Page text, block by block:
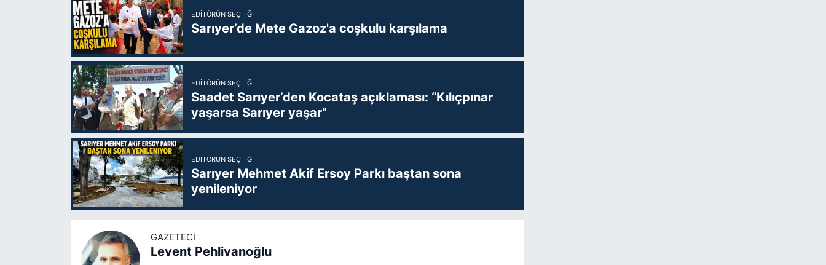
EDITÖRÜN SEÇTIĞI
Sarıyer’de Mete Gazoz'a coşkulu karşılama
EDITÖRÜN SEÇTIĞI
Saadet Sarıyer’den Kocataş açıklaması: “Kılıçpınar
yaşarsa Sarıyer yaşar"
EDITÖRÜN SEÇTIĞI
Sarıyer Mehmet Akif Ersoy Parkı baştan sona
yenileniyor
GAZETECI
Levent Pehlivanoğlu